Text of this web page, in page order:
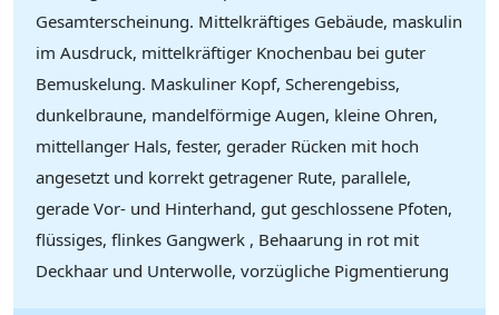
Gesamterscheinung. Mittelkräftiges Gebäude, maskulin
im Ausdruck, mittelkräftiger Knochenbau bei guter
Bemuskelung. Maskuliner Kopf, Scherengebiss,
dunkelbraune, mandelförmige Augen, kleine Ohren,
mittellanger Hals, fester, gerader Rücken mit hoch
angesetzt und korrekt getragener Rute, parallele,
gerade Vor- und Hinterhand, gut geschlossene Pfoten,
flüssiges, flinkes Gangwerk , Behaarung in rot mit
Deckhaar und Unterwolle, vorzügliche Pigmentierung